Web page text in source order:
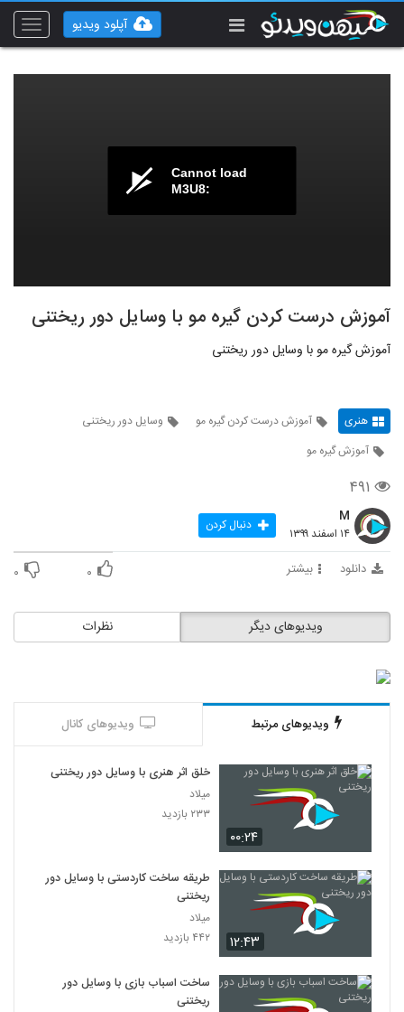
Toggle
آپلود ویدیو
Cannot load
M3U8:
آموزش درست کردن گیره مو با وسایل دور ریختنی
آموزش گیره مو با وسایل دور ریختنی
هنری آموزش درست کردن گیره مو
وسایل دور ریختنی
آموزش گیره مو
۴۹۱
M
۱۴ اسفند ۱۳۹۹ دنبال کردن
دانلود بیشتر ۰ ۰
نظرات ویدیوهای دیگر
ویدیوهای مرتبط ویدیوهای کانال
۰۰:۲۴
خلق اثر هنری با وسایل دور ریختنی
میلاد
۲۳۳ بازدید
۱۲:۴۳
طریقه ساخت کاردستی با وسایل دور
ریختنی
میلاد
۴۴۲ بازدید
ساخت اسباب بازی با وسایل دور
ریختنی